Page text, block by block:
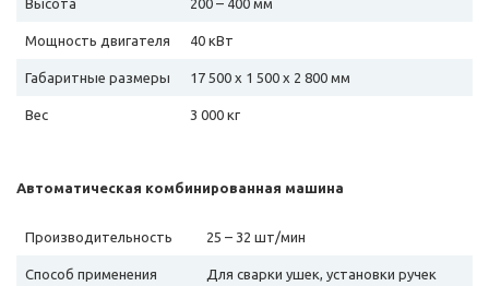
Высота 200 – 400 мм
Мощность двигателя 40 кВт
Габаритные размеры 17 500 х 1 500 х 2 800 мм
Вес 3 000 кг
Автоматическая комбинированная машина
Производительность 25 – 32 шт/мин
Способ применения Для сварки ушек, установки ручек